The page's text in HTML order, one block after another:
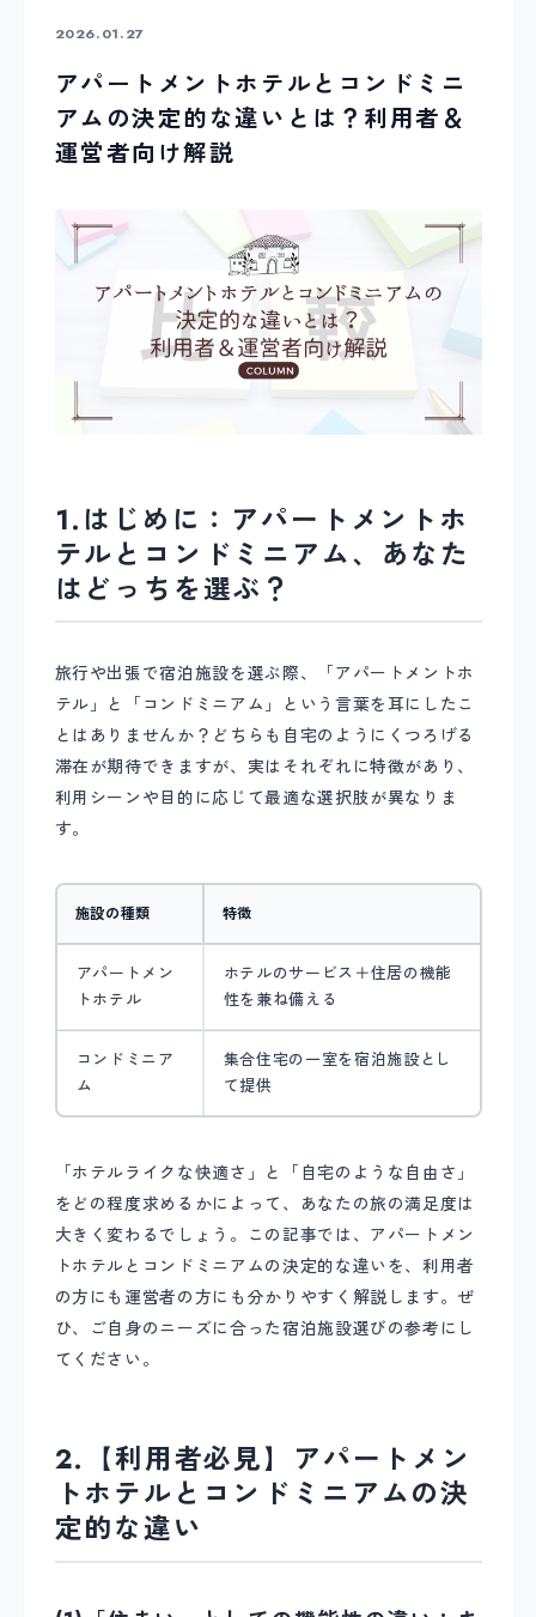
2026.01.27
アパートメントホテルとコンドミニ
アムの決定的な違いとは？利用者＆
運営者向け解説
1.はじめに：アパートメントホ
テルとコンドミニアム、あなた
はどっちを選ぶ？
旅行や出張で宿泊施設を選ぶ際、「アパートメントホ
テル」と「コンドミニアム」という言葉を耳にしたこ
とはありませんか？どちらも自宅のようにくつろげる
滞在が期待できますが、実はそれぞれに特徴があり、
利用シーンや目的に応じて最適な選択肢が異なりま
す。
施設の種類 特徴
アパートメン
トホテル
ホテルのサービス＋住居の機能
性を兼ね備える
コンドミニア
ム
集合住宅の一室を宿泊施設とし
て提供
「ホテルライクな快適さ」と「自宅のような自由さ」
をどの程度求めるかによって、あなたの旅の満足度は
大きく変わるでしょう。この記事では、アパートメン
トホテルとコンドミニアムの決定的な違いを、利用者
の方にも運営者の方にも分かりやすく解説します。ぜ
ひ、ご自身のニーズに合った宿泊施設選びの参考にし
てください。
2.【利用者必見】アパートメン
トホテルとコンドミニアムの決
定的な違い